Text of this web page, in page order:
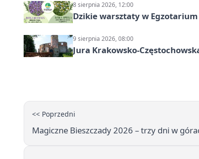
8 sierpnia 2026, 12:00
Dzikie warsztaty w
9 sierpnia 2026, 08:00
Jura Krakowsko-
<< Poprzedni
Magiczne Bieszczady 2026 – trzy dni w